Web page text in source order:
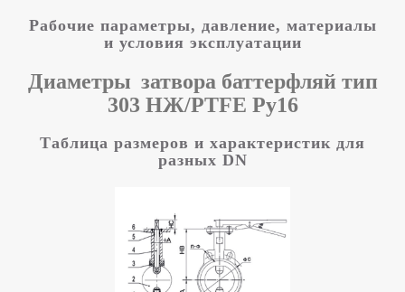
Рабочие параметры, давление, материалы
и условия эксплуатации
Диаметры затвора баттерфляй тип
303 НЖ/PTFE Ру16
Таблица размеров и характеристик для
разных DN